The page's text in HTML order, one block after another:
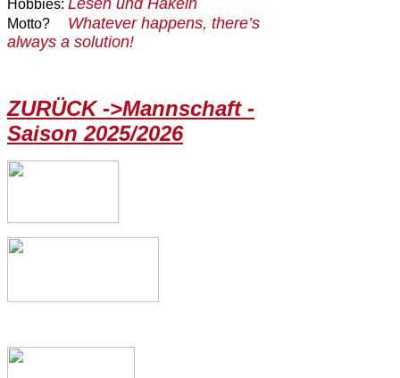
Hobbies: Lesen und Häkeln
Motto? Whatever happens, there’s
always a solution!
ZURÜCK ->Mannschaft -
Saison 2025/2026